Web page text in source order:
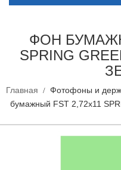
ФОН
SPRING
Главная Фотофоны и
бумажный FST 2,72х11